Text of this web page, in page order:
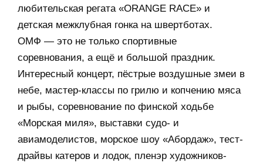
любительская регата «ORANGE RACE» и
детская межклубная гонка на швертботах.
ОМФ — это не только спортивные
соревнования, а ещё и большой праздник.
Интересный концерт, пёстрые воздушные змеи в
небе, мастер-классы по грилю и копчению мяса
и рыбы, соревнование по финской ходьбе
«Морская миля», выставки судо- и
авиамоделистов, морское шоу «Абордаж», тест-
драйвы катеров и лодок, пленэр художников-